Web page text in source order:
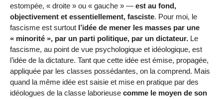
estompée, « droite » ou « gauche » — est au fond,
objectivement et essentiellement, fasciste. Pour moi, le
fascisme est surtout l’idée de mener les masses par une
« minorité », par un parti politique, par un dictateur. Le
fascisme, au point de vue psychologique et idéologique, est
l’idée de la dictature. Tant que cette idée est émise, propagée,
appliquée par les classes possédantes, on la comprend. Mais
quand la même idée est saisie et mise en pratique par des
idéologues de la classe laborieuse comme le moyen de son